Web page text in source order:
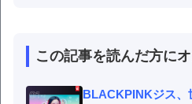
この記事を読んだ方に
BLACKPINKジス、